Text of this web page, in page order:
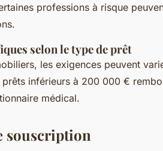
professions à risque
selon le type de prêt
les exigences peuvent
inférieurs à 200 000 €
médical.
souscription